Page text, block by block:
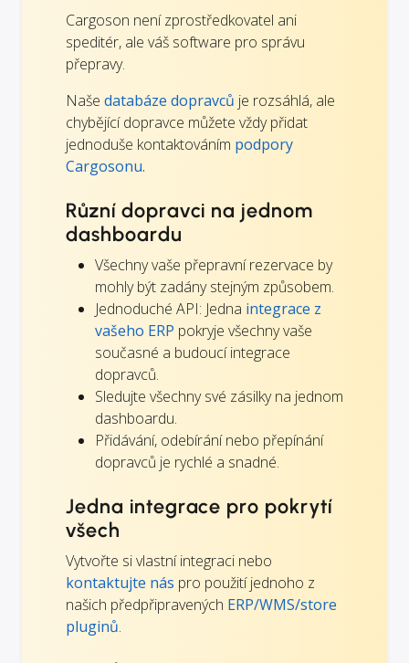
Cargoson není zprostředkovatel ani
speditér, ale váš software pro správu
přepravy.
Naše databáze dopravců je rozsáhlá, ale
chybějící dopravce můžete vždy přidat
jednoduše kontaktováním podpory
Cargosonu.
Různí dopravci na jednom
dashboardu
Všechny vaše přepravní rezervace by
mohly být zadány stejným způsobem.
Jednoduché API: Jedna integrace z
vašeho ERP pokryje všechny vaše
současné a budoucí integrace
dopravců.
Sledujte všechny své zásilky na jednom
dashboardu.
Přidávání, odebírání nebo přepínání
dopravců je rychlé a snadné.
Jedna integrace pro pokrytí
všech
Vytvořte si vlastní integraci nebo
kontaktujte nás pro použití jednoho z
našich předpřipravených ERP/WMS/store
pluginů.